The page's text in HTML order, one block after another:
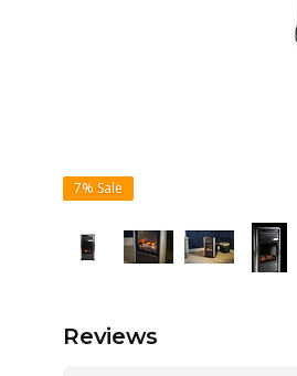
7% Sale
Reviews